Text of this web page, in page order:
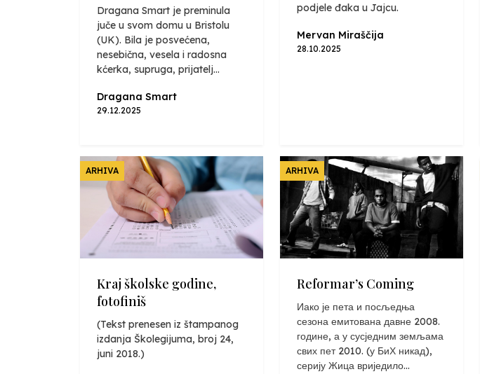
Dragana Smart je preminula
juče u svom domu u Bristolu
(UK). Bila je posvećena,
nesebična, vesela i radosna
kćerka, supruga, prijatelj...
Dragana Smart
29.12.2025
podjele đaka u Jajcu.
Mervan Miraščija
28.10.2025
ARHIVA
Kraj školske godine,
fotofiniš
(Tekst prenesen iz štampanog
izdanja Školegijuma, broj 24,
juni 2018.)
ARHIVA
Reformar’s Coming
Иако је пета и посљедња
сезона емитована давне 2008.
године, а у сусједним земљама
свих пет 2010. (у БиХ никад),
серију Жица вриједило...